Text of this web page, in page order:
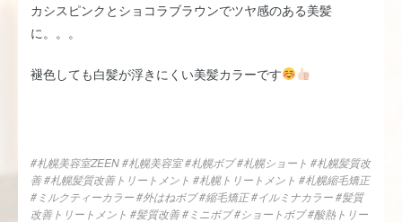
カシスピンクとショコラブラウンでツヤ感のある美髪
に。。。
褪色しても白髪が浮きにくい美髪カラーです
#札幌美容室ZEEN #札幌美容室 #札幌ボブ #札幌ショート #札幌髪質改
善 #札幌髪質改善トリートメント #札幌トリートメント #札幌縮毛矯正
#ミルクティーカラー #外はねボブ #縮毛矯正 #イルミナカラー #髪質
改善トリートメント #髪質改善 #ミニボブ #ショートボブ #酸熱トリー